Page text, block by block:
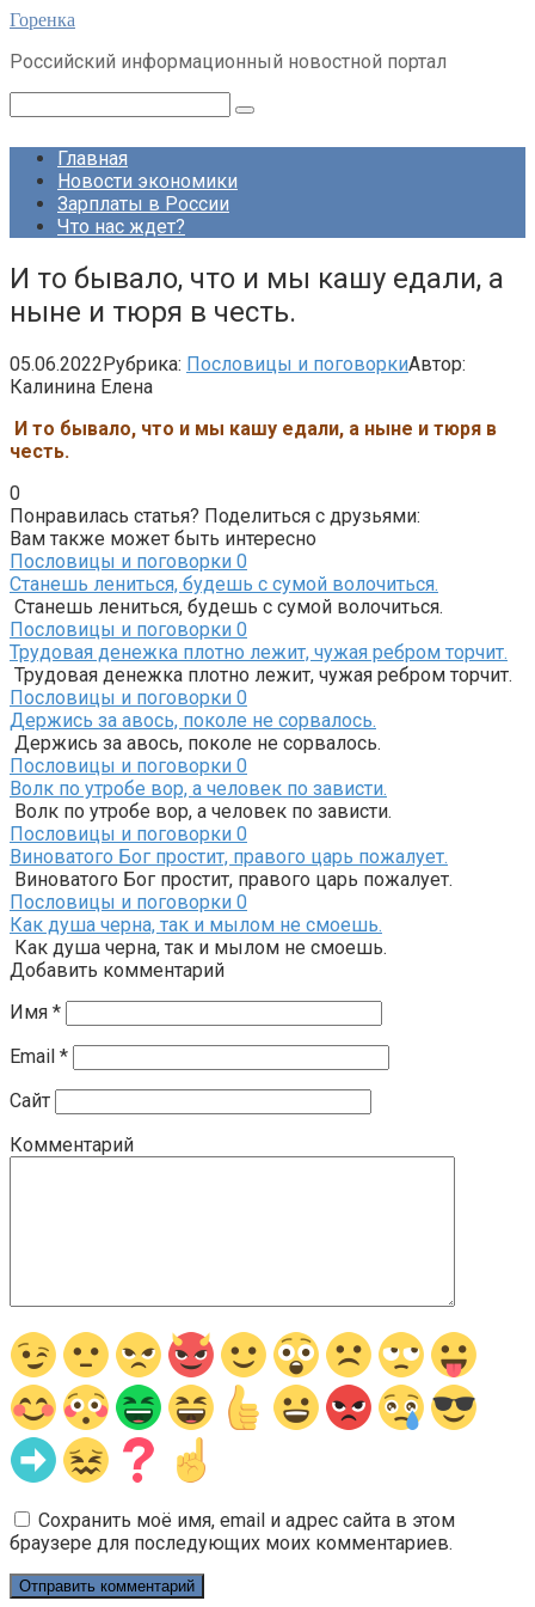
Перейти
контенту
Горенка
Российский информационный новостной портал
Главная
Новости экономики
Зарплаты в России
Что нас ждет?
И то бывало, что и мы кашу едали, а
ныне и тюря в честь.
05.06.2022Рубрика: Пословицы и поговоркиАвтор:
Калинина Елена
И то бывало, что и мы кашу едали, а ныне и тюря в
честь.
0
Понравилась статья? Поделиться с друзьями:
Вам также может быть интересно
Пословицы и поговорки 0
Станешь лениться, будешь с сумой волочиться.
Станешь лениться, будешь с сумой волочиться.
Пословицы и поговорки 0
Трудовая денежка плотно лежит, чужая ребром торчит.
Трудовая денежка плотно лежит, чужая ребром торчит.
Пословицы и поговорки 0
Держись за авось, поколе не сорвалось.
Держись за авось, поколе не сорвалось.
Пословицы и поговорки 0
Волк по утробе вор, а человек по зависти.
Волк по утробе вор, а человек по зависти.
Пословицы и поговорки 0
Виноватого Бог простит, правого царь пожалует.
Виноватого Бог простит, правого царь пожалует.
Пословицы и поговорки 0
Как душа черна, так и мылом не смоешь.
Как душа черна, так и мылом не смоешь.
Добавить комментарий
Имя *
Email *
Сайт
Комментарий
Сохранить моё имя, email и адрес сайта в этом
браузере для последующих моих комментариев.